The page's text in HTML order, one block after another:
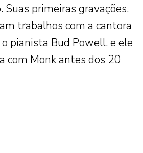
Suas primeiras gravações,
trabalhos com a cantora
o pianista Bud Powell, e ele
com Monk antes dos 20